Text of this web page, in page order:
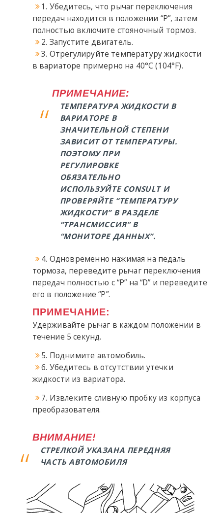
1. Убедитесь, что рычаг переключения
передач находится в положении “P”, затем
полностью включите стояночный тормоз.
2. Запустите двигатель.
3. Отрегулируйте температуру жидкости
в вариаторе примерно на 40°C (104°F).
ПРИМЕЧАНИЕ:
ТЕМПЕРАТУРА ЖИДКОСТИ В
ВАРИАТОРЕ В
ЗНАЧИТЕЛЬНОЙ СТЕПЕНИ
ЗАВИСИТ ОТ ТЕМПЕРАТУРЫ.
ПОЭТОМУ ПРИ
РЕГУЛИРОВКЕ
ОБЯЗАТЕЛЬНО
ИСПОЛЬЗУЙТЕ CONSULT И
ПРОВЕРЯЙТЕ “ТЕМПЕРАТУРУ
ЖИДКОСТИ” В РАЗДЕЛЕ
“ТРАНСМИССИЯ” В
“МОНИТОРЕ ДАННЫХ”.
4. Одновременно нажимая на педаль
тормоза, переведите рычаг переключения
передач полностью с “P” на “D” и переведите
его в положение “P”.
ПРИМЕЧАНИЕ:
Удерживайте рычаг в каждом положении в
течение 5 секунд.
5. Поднимите автомобиль.
6. Убедитесь в отсутствии утечки
жидкости из вариатора.
7. Извлеките сливную пробку из корпуса
преобразователя.
ВНИМАНИЕ!
СТРЕЛКОЙ УКАЗАНА ПЕРЕДНЯЯ
ЧАСТЬ АВТОМОБИЛЯ